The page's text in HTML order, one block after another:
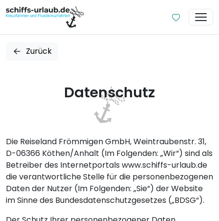
Zurück
Datenschutz
Die Reiseland Frömmigen GmbH, Weintraubenstr. 31,
D-06366 Köthen/Anhalt (Im Folgenden: „Wir“) sind als
Betreiber des Internetportals www.schiffs-urlaub.de
die verantwortliche Stelle für die personenbezogenen
Daten der Nutzer (Im Folgenden: „Sie“) der Website
im Sinne des Bundesdatenschutzgesetzes („BDSG“).